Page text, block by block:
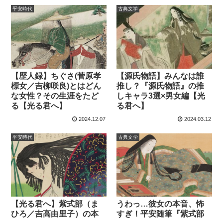
平安時代
【歴人録】ちぐさ(菅原孝
標女／吉柳咲良)とはどん
な女性？その生涯をたど
る【光る君へ】
2024.12.07
古典文学
【源氏物語】みんなは誰
推し？『源氏物語』の推
しキャラ3選×男女編【光
る君へ】
2024.03.12
平安時代
【光る君へ】紫式部（ま
ひろ／吉高由里子）の本
古典文学
うわっ…彼女の本音、怖
すぎ！平安随筆『紫式部